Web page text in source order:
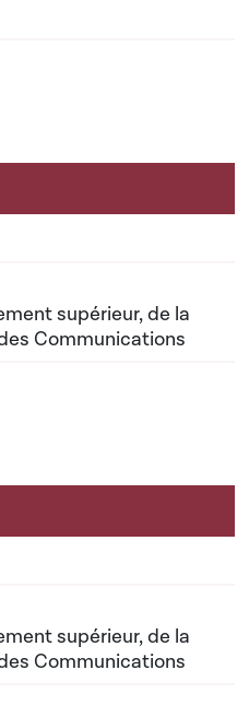
supérieur, de la
Communications
supérieur, de la
Communications